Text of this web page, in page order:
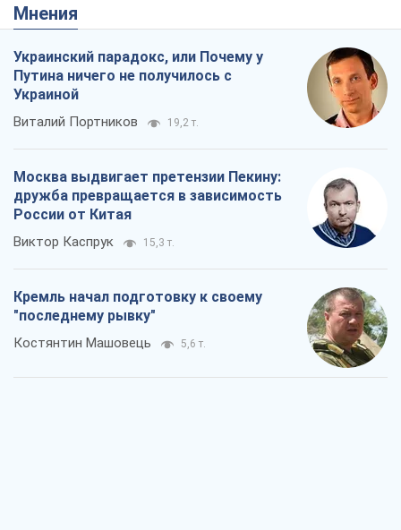
Мнения
Украинский парадокс, или Почему у
Путина ничего не получилось с
Украиной
Виталий Портников 19,2 т.
Москва выдвигает претензии Пекину:
дружба превращается в зависимость
России от Китая
Виктор Каспрук 15,3 т.
Кремль начал подготовку к своему
"последнему рывку"
Костянтин Машовець 5,6 т.